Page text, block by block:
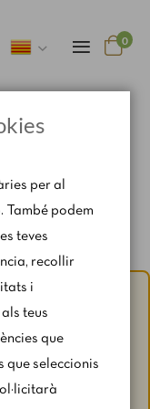
0
els horaris i els
per al
També podem
teves
recollir
i
teus
que
que seleccionis